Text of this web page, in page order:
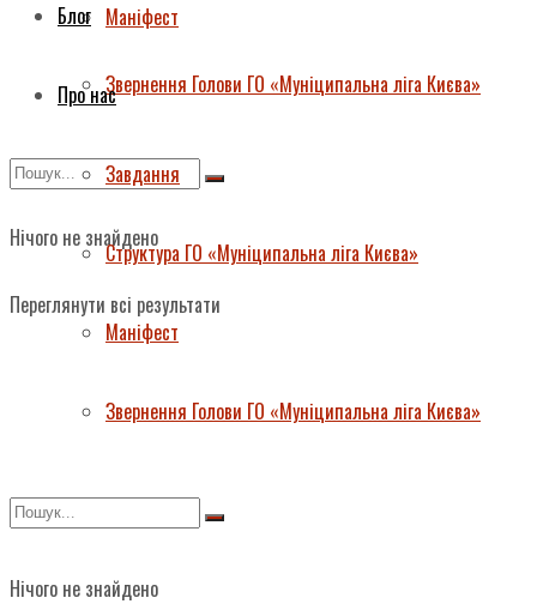
Маніфест
Звернення Голови ГО «Муніципальна ліга Києва»
Нічого не знайдено
Переглянути всі результати
Блог
Про нас
Завдання
Структура ГО «Муніципальна ліга Києва»
Маніфест
Звернення Голови ГО «Муніципальна ліга Києва»
Нічого не знайдено